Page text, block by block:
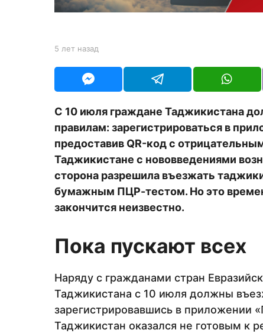
а
b
Y
U
R
5 лет назад
н
з
а
С 10 июля граждане Таджикистана
правилам: зарегистрироваться в
предоставив QR-код с
Таджикистане с нововведениями
сторона разрешила въезжать
бумажным ПЦР-тестом. Но это
закончится неизвестно.
Пока пускают всех
Наряду с гражданами стран
Таджикистана с 10 июля должны
зарегистрировавшись в приложении
Таджикистан оказался не готовым к